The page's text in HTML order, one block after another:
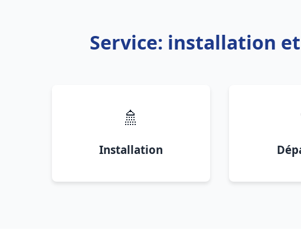
Service: installation
🚿
Installation